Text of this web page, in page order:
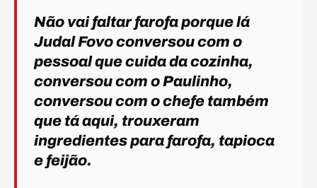
Não vai faltar farofa porque lá
Judal Fovo conversou com o
pessoal que cuida da cozinha,
conversou com o Paulinho,
conversou com o chefe também
que tá aqui, trouxeram
ingredientes para farofa, tapioca
e feijão.